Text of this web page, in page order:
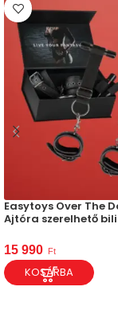
Easytoys Over The
Ajtóra szerelhető
15 990 Ft
KOSÁRBA